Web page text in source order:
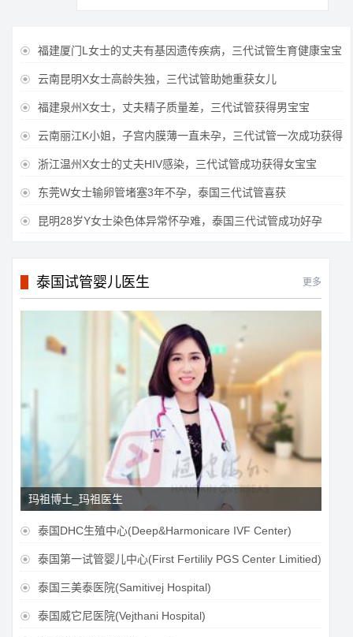
 福建厦门L女士的丈夫有基因遗传疾病，三代试管生育健康宝宝
 云南昆明X女士高龄失独，三代试管助她重获女儿
 福建泉州X女士，丈夫精子质量差，三代试管获得男宝宝
 云南丽江K小姐，子宫内膜薄一直未孕，三代试管一次成功获得
 浙江温州X女士的丈夫HIV感染，三代试管成功获得女宝宝
 东莞W女士输卵管堵塞3年不孕，泰国三代试管喜获
 昆明28岁Y女士染色体异常怀孕难，泰国三代试管成功好孕
泰国试管婴儿医生 更多
玛祖博士_玛祖医生
 泰国DHC生殖中心(Deep&Harmonicare IVF Center)
 泰国第一试管婴儿中心(First Fertilily PGS Center Limitied)
 泰国三美泰医院(Samitivej Hospital)
 泰国威它尼医院(Vejthani Hospital)